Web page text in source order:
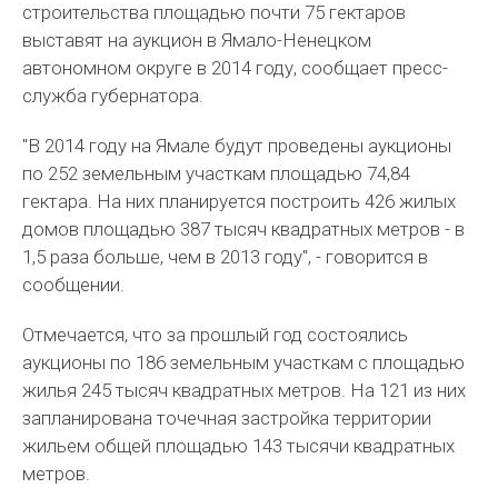
строительства площадью почти 75 гектаров
выставят на аукцион в Ямало-Ненецком
автономном округе в 2014 году, сообщает пресс-
служба губернатора.
"В 2014 году на Ямале будут проведены аукционы
по 252 земельным участкам площадью 74,84
гектара. На них планируется построить 426 жилых
домов площадью 387 тысяч квадратных метров - в
1,5 раза больше, чем в 2013 году", - говорится в
сообщении.
Отмечается, что за прошлый год состоялись
аукционы по 186 земельным участкам с площадью
жилья 245 тысяч квадратных метров. На 121 из них
запланирована точечная застройка территории
жильем общей площадью 143 тысячи квадратных
метров.